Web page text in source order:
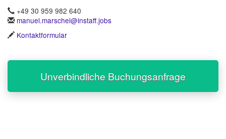
+49 30 959 982 640
manuel.marschel@instaff.jobs
Kontaktformular
Unverbindliche Buchungsanfrage